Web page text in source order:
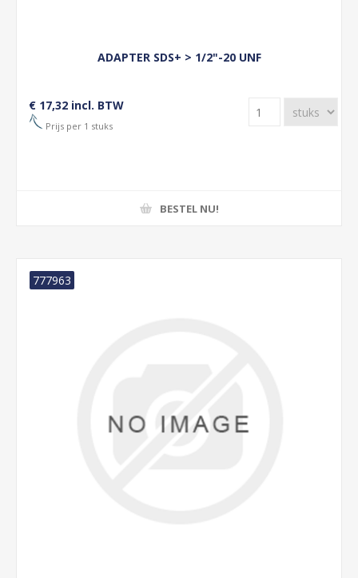
ADAPTER SDS+ > 1/2"-20 UNF
€ 17,32 incl. BTW
Prijs per 1 stuks
BESTEL NU!
777963